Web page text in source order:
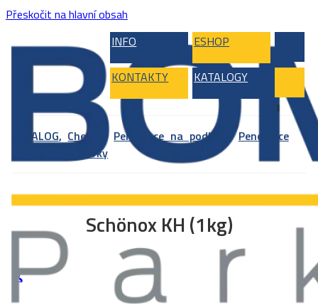
Přeskočit na hlavní obsah
INFO
ESHOP
KONTAKTY KATALOGY
KATALOG, Chemie , Penetrace na podlahy ,Penetrace
určené pod stěrky
Schönox KH (1kg)
🔍